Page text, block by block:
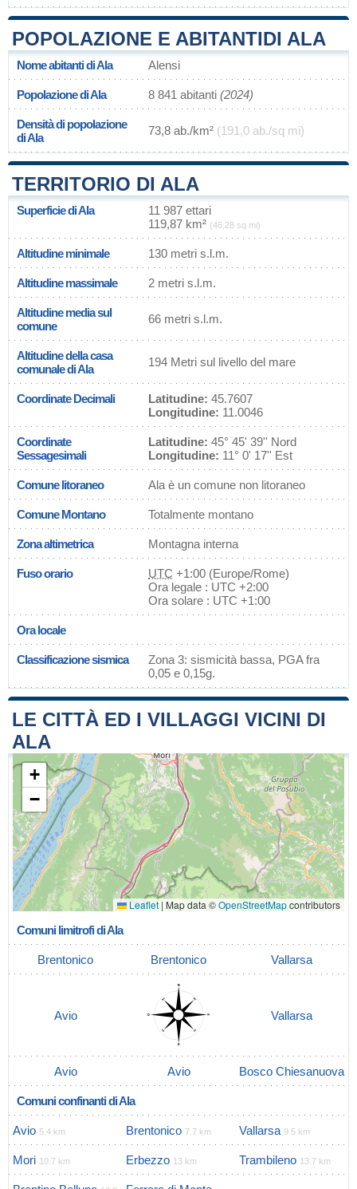
POPOLAZIONE E ABITANTIDI ALA
Nome abitanti di Ala Alensi
Popolazione di Ala 8 841 abitanti (2024)
Densità di popolazione
di Ala
73,8 ab./km² (191,0 ab./sq mi)
TERRITORIO DI ALA
Superficie di Ala
11 987 ettari
119,87 km² (46,28 sq mi)
Altitudine minimale 130 metri s.l.m.
Altitudine massimale 2 metri s.l.m.
Altitudine media sul
comune
66 metri s.l.m.
Altitudine della casa
comunale di Ala
194 Metri sul livello del mare
Coordinate Decimali Latitudine: 45.7607
Longitudine: 11.0046
Coordinate
Sessagesimali
Latitudine: 45° 45' 39'' Nord
Longitudine: 11° 0' 17'' Est
Comune litoraneo Ala è un comune non litoraneo
Comune Montano Totalmente montano
Zona altimetrica Montagna interna
Fuso orario UTC +1:00 (Europe/Rome)
Ora legale : UTC +2:00
Ora solare : UTC +1:00
Ora locale
Classificazione sismica
Zona 3: sismicità bassa, PGA fra
0,05 e 0,15g.
LE CITTÀ ED I VILLAGGI VICINI DI
ALA
+
−
Leaflet | Map data ©OpenStreetMapcontributors
Comuni limitrofi di Ala
Brentonico Brentonico Vallarsa
Avio Vallarsa
Avio Avio Bosco Chiesanuova
Comuni confinanti di Ala
Avio 5.4 km Brentonico 7.7 km Vallarsa 9.5 km
Mori 10.7 km Erbezzo 13 km Trambileno 13.7 km